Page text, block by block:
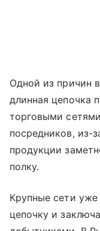
Одной из причин
длинная цепочка
торговыми
посредников, из-
продукции
полку.
Крупные сети
цепочку и